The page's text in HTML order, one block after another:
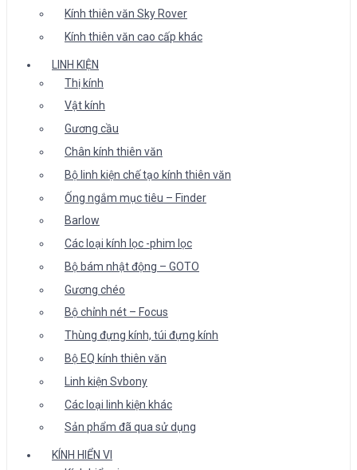
Kính thiên văn Sky Rover
Kính thiên văn cao cấp khác
LINH KIỆN
Thị kính
Vật kính
Gương cầu
Chân kính thiên văn
Bộ linh kiện chế tạo kính thiên văn
Ống ngắm mục tiêu – Finder
Barlow
Các loại kính lọc -phim lọc
Bộ bám nhật động – GOTO
Gương chéo
Bộ chỉnh nét – Focus
Thùng đựng kính, túi đựng kính
Bộ EQ kính thiên văn
Linh kiện Svbony
Các loại linh kiện khác
Sản phẩm đã qua sử dụng
KÍNH HIỂN VI